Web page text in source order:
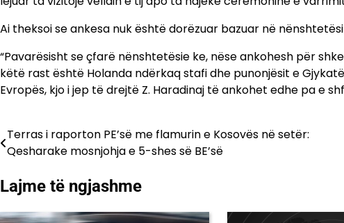
Ai theksoi se ankesa nuk është dorëzuar bazuar në
“Pavarësisht se çfarë nënshtetësie ke, nëse ankohesh për
këtë rast është Holanda ndërkaq stafi dhe punonjësit e
Evropës, kjo i jep të drejtë Z. Haradinaj të ankohet edhe pa e
Lëvizje
te
postimet
Terras i raporton PE’së me flamurin e Kosovës në setër:
Qesharake mosnjohja e 5-shes së BE’së
Lajme të ngjashme